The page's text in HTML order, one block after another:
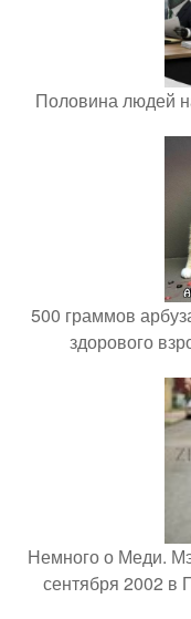
Половина людей
500 граммов
здорового
Немного о Меди.
сентября 2002 в